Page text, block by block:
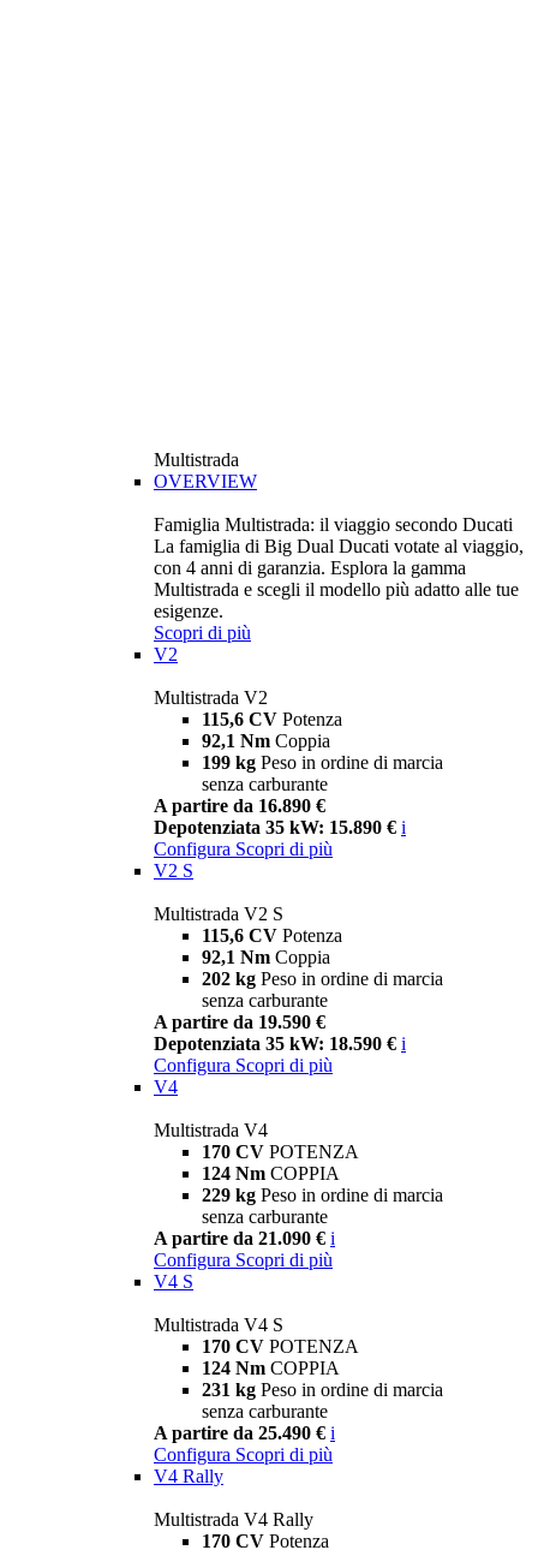
Multistrada
OVERVIEW
Famiglia Multistrada: il viaggio secondo Ducati
La famiglia di Big Dual Ducati votate al viaggio,
con 4 anni di garanzia. Esplora la gamma
Multistrada e scegli il modello più adatto alle tue
esigenze.
Scopri di più
V2
Multistrada V2
115,6 CV Potenza
92,1 Nm Coppia
199 kg Peso in ordine di marcia
senza carburante
A partire da 16.890 €
Depotenziata 35 kW: 15.890 € i
Configura Scopri di più
V2 S
Multistrada V2 S
115,6 CV Potenza
92,1 Nm Coppia
202 kg Peso in ordine di marcia
senza carburante
A partire da 19.590 €
Depotenziata 35 kW: 18.590 € i
Configura Scopri di più
V4
Multistrada V4
170 CV POTENZA
124 Nm COPPIA
229 kg Peso in ordine di marcia
senza carburante
A partire da 21.090 € i
Configura Scopri di più
V4 S
Multistrada V4 S
170 CV POTENZA
124 Nm COPPIA
231 kg Peso in ordine di marcia
senza carburante
A partire da 25.490 € i
Configura Scopri di più
V4 Rally
Multistrada V4 Rally
170 CV Potenza